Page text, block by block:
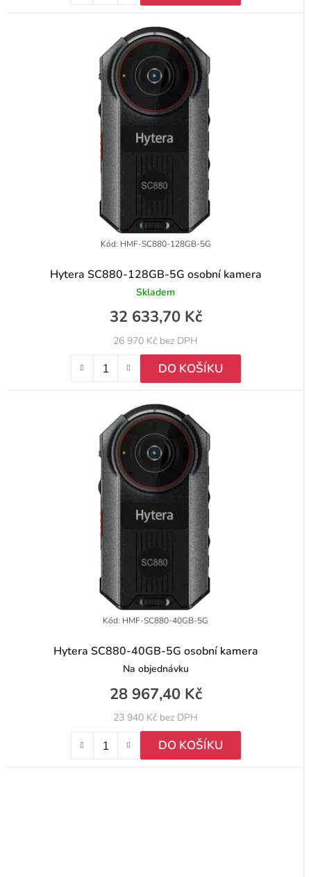
Hytera SC880-128GB-5G osobní kamera
Skladem
26 970 Kč bez DPH
32 633,70 Kč
DO KOŠÍKU
Kód: HMF-SC880-128GB-5G
Hytera SC880-40GB-5G osobní kamera
Na objednávku
23 940 Kč bez DPH
28 967,40 Kč
DO KOŠÍKU
Kód: HMF-SC880-40GB-5G